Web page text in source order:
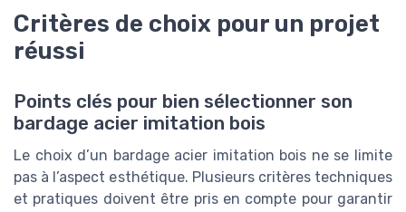
Critères de choix pour un projet
réussi
Points clés pour bien sélectionner son
bardage acier imitation bois
Le choix d’un bardage acier imitation bois ne se limite
pas à l’aspect esthétique. Plusieurs critères techniques
et pratiques doivent être pris en compte pour garantir